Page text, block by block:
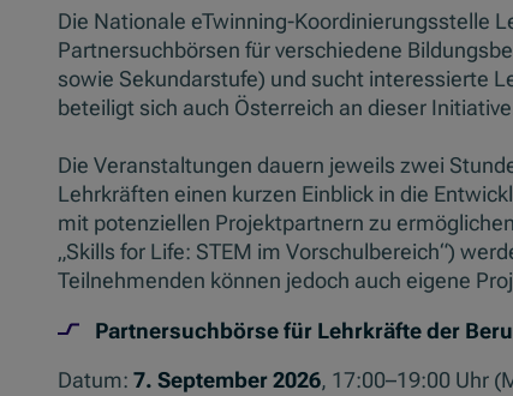
Die Nationale eTwinning-Koordinierungsstelle
Partnersuchbörsen für verschiedene
sowie Sekundarstufe) und sucht interessierte
beteiligt sich auch Österreich an dieser
Die Veranstaltungen dauern jeweils zwei
Lehrkräften einen kurzen Einblick in die
mit potenziellen Projektpartnern zu
„Skills for Life: STEM im Vorschulbereich“)
Teilnehmenden können jedoch auch eigene
Partnersuchbörse für Lehrkräfte der
Datum: 7. September 2026, 17:00–19:00 Uhr